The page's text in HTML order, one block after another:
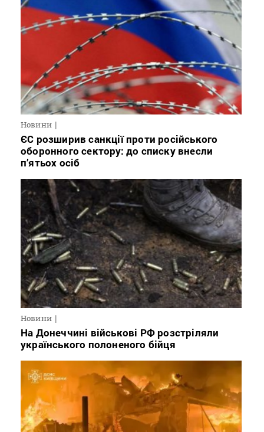
Новини
ЄС розширив санкції проти російського
оборонного сектору: до списку внесли
п’ятьох осіб
Новини
На Донеччині військові РФ розстріляли
українського полоненого бійця